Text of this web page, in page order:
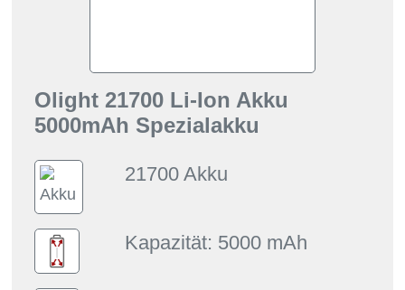
Olight 21700 Li-Ion Akku
5000mAh Spezialakku
21700 Akku
Kapazität: 5000 mAh